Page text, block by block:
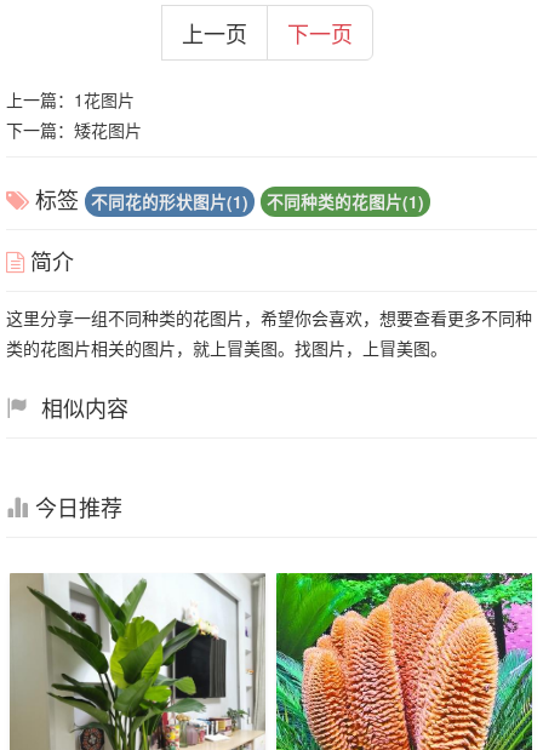
上一页 下一页
上一篇： 1花图片
下一篇： 矮花图片
标签 不同花的形状图片(1) 不同种类的花图片(1)
简介
这里分享一组不同种类的花图片，希望你会喜欢，想要查看更多不同种
类的花图片相关的图片，就上冒美图。找图片，上冒美图。
相似内容
今日推荐